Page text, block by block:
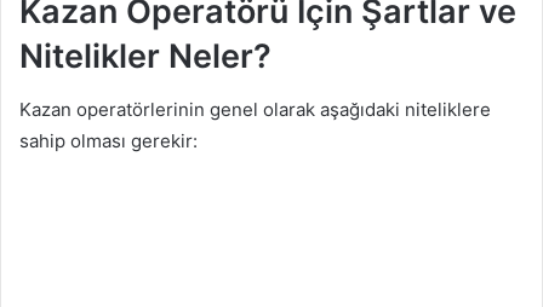
Kazan Operatörü İçin Şartlar ve
Nitelikler Neler?
Kazan operatörlerinin genel olarak aşağıdaki niteliklere
sahip olması gerekir: